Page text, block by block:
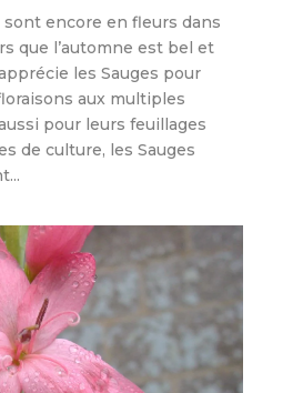
sont encore en fleurs dans
que l’automne est bel et
les Sauges pour
aux multiples
pour leurs feuillages
de culture, les Sauges